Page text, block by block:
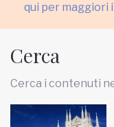
qui per maggiori
HOME
Cerca
Cerca i contenuti